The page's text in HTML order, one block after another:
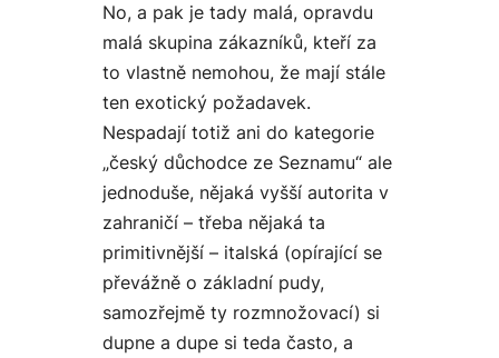
No, a pak je tady malá, opravdu
malá skupina zákazníků, kteří za
to vlastně nemohou, že mají stále
ten exotický požadavek.
Nespadají totiž ani do kategorie
„český důchodce ze Seznamu“ ale
jednoduše, nějaká vyšší autorita v
zahraničí – třeba nějaká ta
primitivnější – italská (opírající se
převážně o základní pudy,
samozřejmě ty rozmnožovací) si
dupne a dupe si teda často, a